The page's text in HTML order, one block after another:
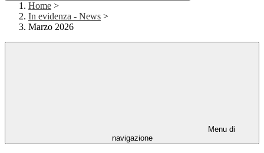
Home >
In evidenza - News >
Marzo 2026
Menu di
navigazione